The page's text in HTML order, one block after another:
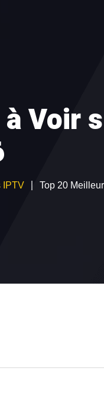
Voir
IPTV Top 20